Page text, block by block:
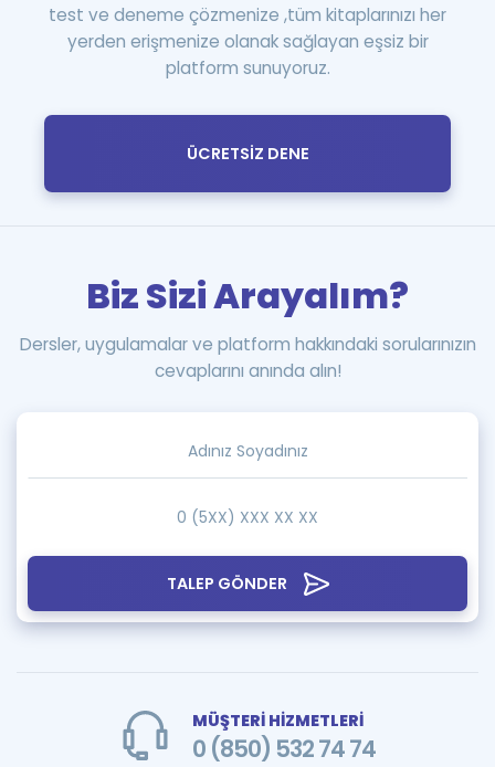
test ve deneme çözmenize ,tüm kitaplarınızı her
yerden erişmenize olanak sağlayan eşsiz bir
platform sunuyoruz.
ÜCRETSİZ DENE
TALEP GÖNDER
Biz Sizi Arayalım?
Dersler, uygulamalar ve platform hakkındaki sorularınızın
cevaplarını anında alın!
MÜŞTERİ HİZMETLERİ
0 (850) 532 74 74